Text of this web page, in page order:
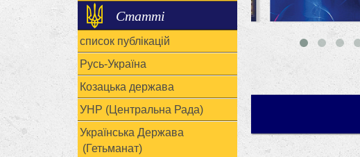
Статті
список публікацій
Русь-Україна
Козацька держава
УНР (Центральна Рада)
Українська Держава
(Гетьманат)